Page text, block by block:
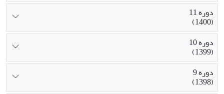
دوره 11
(1400)
دوره 10
(1399)
دوره 9
(1398)